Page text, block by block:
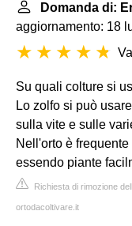
Domanda di:
aggiornamento: 18
Su quali colture si
Lo zolfo si può
sulla vite e sulle
Nell'orto è
essendo piante
Richiesta di rimozione
ortodacoltivare.it